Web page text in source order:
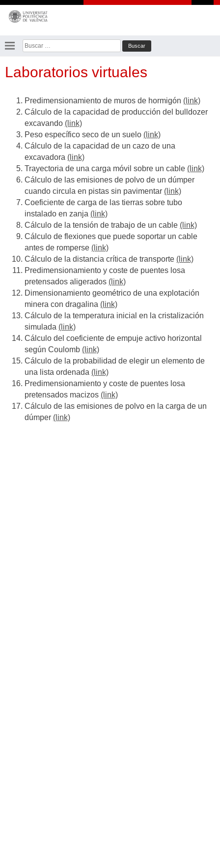
Saltar
contenido
Buscar:
Laboratorios virtuales
Predimensionamiento de muros de hormigón (link)
Cálculo de la capacidad de producción del bulldozer
excavando (link)
Peso específico seco de un suelo (link)
Cálculo de la capacidad de un cazo de una
excavadora (link)
Trayectoria de una carga móvil sobre un cable (link)
Cálculo de las emisiones de polvo de un dúmper
cuando circula en pistas sin pavimentar (link)
Coeficiente de carga de las tierras sobre tubo
instalado en zanja (link)
Cálculo de la tensión de trabajo de un cable (link)
Cálculo de flexiones que puede soportar un cable
antes de romperse (link)
Cálculo de la distancia crítica de transporte (link)
Predimensionamiento y coste de puentes losa
pretensados aligerados (link)
Dimensionamiento geométrico de una explotación
minera con dragalina (link)
Cálculo de la temperatura inicial en la cristalización
simulada (link)
Cálculo del coeficiente de empuje activo horizontal
según Coulomb (link)
Cálculo de la probabilidad de elegir un elemento de
una lista ordenada (link)
Predimensionamiento y coste de puentes losa
pretensados macizos (link)
Cálculo de las emisiones de polvo en la carga de un
dúmper (link)